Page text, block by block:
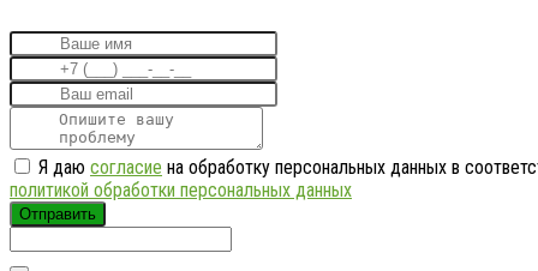
Я даю согласие на обработку персональных данных в
политикой обработки персональных данных
Отправить